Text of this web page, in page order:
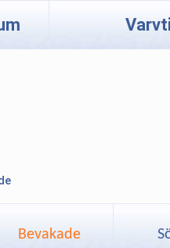
Bevakade